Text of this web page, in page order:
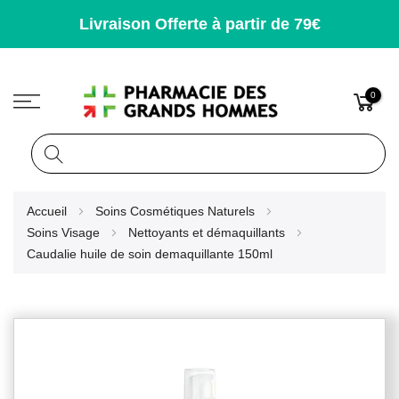
Livraison Offerte à partir de 79€
0
Accueil
Soins Cosmétiques Naturels
Soins Visage
Nettoyants et démaquillants
Caudalie huile de soin demaquillante 150ml